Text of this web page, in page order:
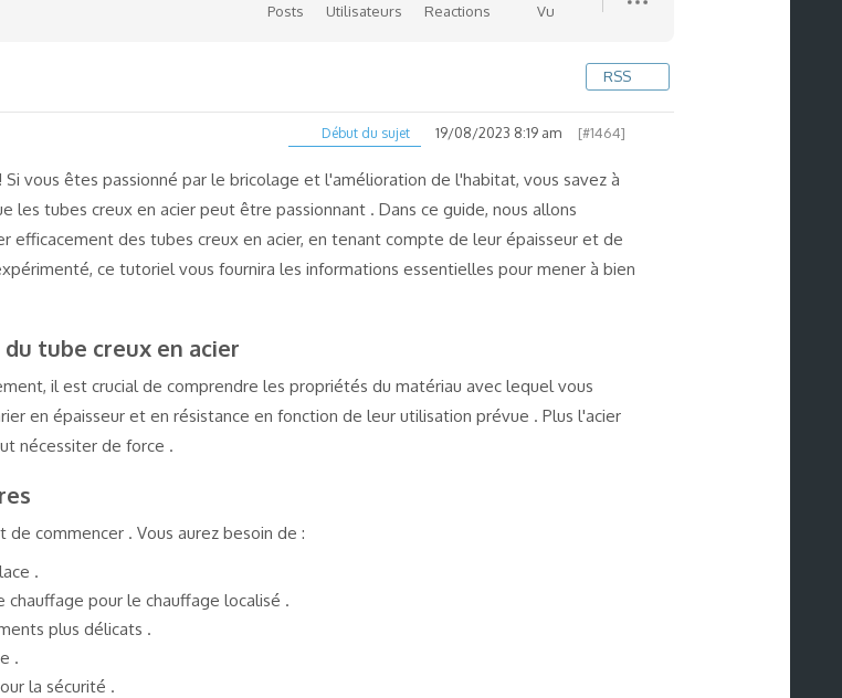
Posts Utilisateurs Reactions Vu
RSS
Début du sujet 19/08/2023 8:19 am [#1464]
vous êtes passionné par le bricolage et l'amélioration de l'habitat, vous savez à
tubes creux en acier peut être passionnant . Dans ce guide, nous allons
efficacement des tubes creux en acier, en tenant compte de leur épaisseur et de
ce tutoriel vous fournira les informations essentielles pour mener à bien
tube creux en acier
il est crucial de comprendre les propriétés du matériau avec lequel vous
en épaisseur et en résistance en fonction de leur utilisation prévue . Plus l'acier
nécessiter de force .
commencer . Vous aurez besoin de :
.
chauffage pour le chauffage localisé .
plus délicats .
.
la sécurité .